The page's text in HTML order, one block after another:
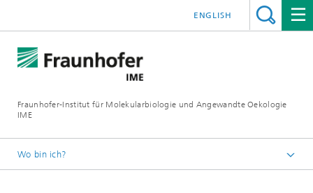
Fraunhofer-Institut für Molekularbiologie und Angewandte Oekologie
IME
ENGLISH
Wo bin ich?